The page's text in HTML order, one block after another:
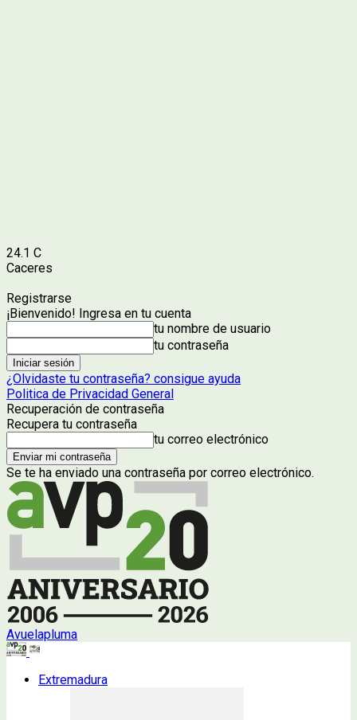
24.1 C
Caceres
Registrarse
¡Bienvenido! Ingresa en tu cuenta
tu nombre de usuario
tu contraseña
¿Olvidaste tu contraseña? consigue ayuda
Politica de Privacidad General
Recuperación de contraseña
Recupera tu contraseña
tu correo electrónico
Se te ha enviado una contraseña por correo electrónico.
Avuelapluma
Extremadura